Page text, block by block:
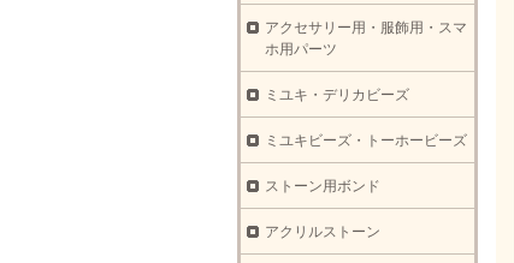
アクセサリー用・服飾用・スマ
ホ用パーツ
ミユキ・デリカビーズ
ミユキビーズ・トーホービーズ
ストーン用ボンド
アクリルストーン